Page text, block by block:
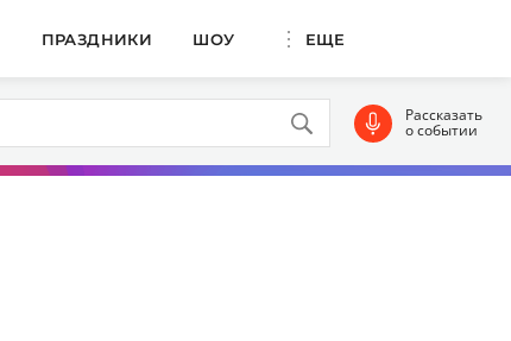
ПРАЗДНИКИ ШОУ ЕЩЕ
Рассказать
о событии